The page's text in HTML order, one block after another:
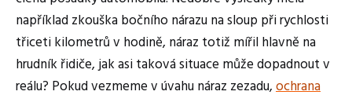
například zkouška bočního nárazu na sloup při rychlosti
třiceti kilometrů v hodině, náraz totiž mířil hlavně na
hrudník řidiče, jak asi taková situace může dopadnout v
reálu? Pokud vezmeme v úvahu náraz zezadu,ochrana